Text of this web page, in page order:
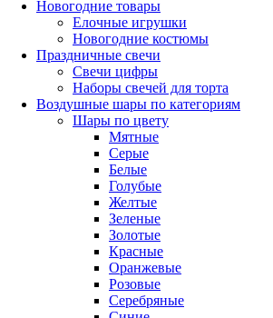
Новогодние товары
Елочные игрушки
Новогодние костюмы
Праздничные свечи
Свечи цифры
Наборы свечей для торта
Воздушные шары по категориям
Шары по цвету
Мятные
Серые
Белые
Голубые
Желтые
Зеленые
Золотые
Красные
Оранжевые
Розовые
Серебряные